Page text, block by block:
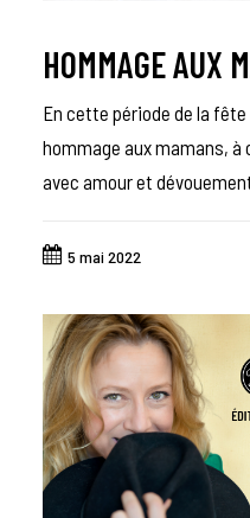
HOMMAGE AUX
En cette période de la
hommage aux mamans, à
avec amour et
5 mai 2022